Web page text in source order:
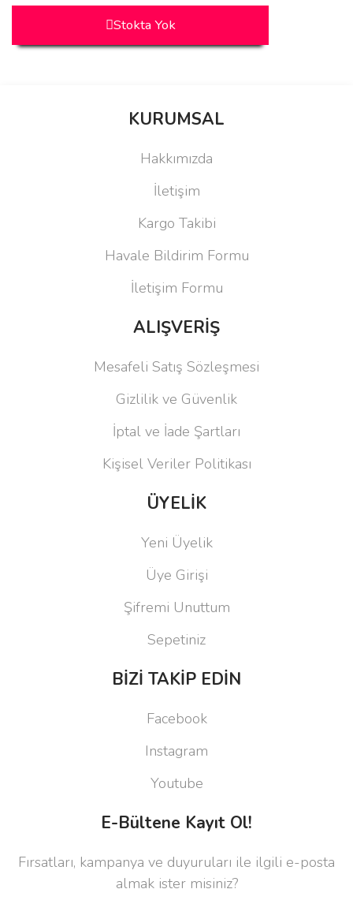
Stokta Yok
KURUMSAL
Hakkımızda
İletişim
Kargo Takibi
Havale Bildirim Formu
İletişim Formu
ALIŞVERİŞ
Mesafeli Satış Sözleşmesi
Gizlilik ve Güvenlik
İptal ve İade Şartları
Kişisel Veriler Politikası
ÜYELİK
Yeni Üyelik
Üye Girişi
Şifremi Unuttum
Sepetiniz
BİZİ TAKİP EDİN
Facebook
Instagram
Youtube
E-Bültene Kayıt Ol!
Fırsatları, kampanya ve duyuruları ile ilgili e-posta
almak ister misiniz?